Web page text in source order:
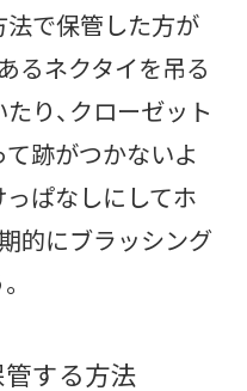
で保管した方が
るネクタイを吊る
り、クローゼット
跡がつかないよ
っぱなしにしてホ
的にブラッシング
管する方法